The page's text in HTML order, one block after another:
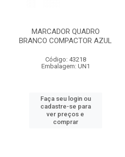
MARCADOR QUADRO
BRANCO COMPACTOR AZUL
Código: 43218
Embalagem: UN1
Faça seu login ou
cadastre-se para
ver preços e
comprar